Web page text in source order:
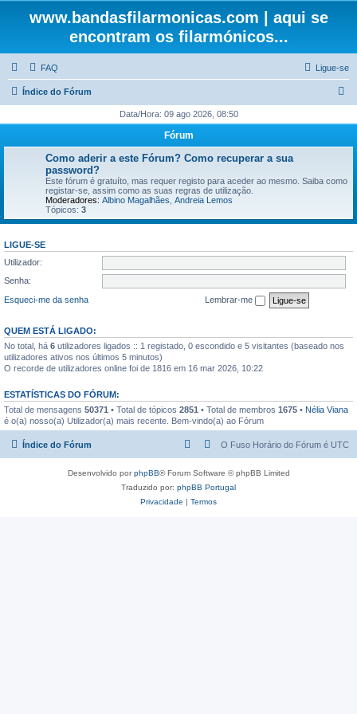
www.bandasfilarmonicas.com | aqui se
encontram os filarmónicos...
FAQ Ligue-se
Índice do Fórum
q
a
Data/Hora: 09 ago 2026, 08:50
Fórum
Como aderir a este Fórum? Como recuperar a sua
password?
Este fórum é gratuíto, mas requer registo para aceder ao mesmo. Saiba como
registar-se, assim como as suas regras de utilização.
Moderadores: Albino Magalhães Andreia Lemos
Tópicos: 3
LIGUE-SE
Utilizador:
Senha:
Esqueci-me da senha
Lembrar-me
QUEM ESTÁ LIGADO:
No total, há 6 utilizadores ligados :: 1 registado, 0 escondido e 5 visitantes (baseado nos
utilizadores ativos nos últimos 5 minutos)
O recorde de utilizadores online foi de 1816 em 16 mar 2026, 10:22
ESTATÍSTICAS DO FÓRUM:
Total de mensagens 50371 • Total de tópicos 2851 • Total de membros 1675 • Nélia Viana
é o(a) nosso(a) Utilizador(a) mais recente. Bem-vindo(a) ao Fórum
Índice do Fórum O Fuso Horário do Fórum é UTC
Desenvolvido porphpBB® Forum Software © phpBB Limited
Traduzido por: phpBB Portugal
Privacidade | Termos